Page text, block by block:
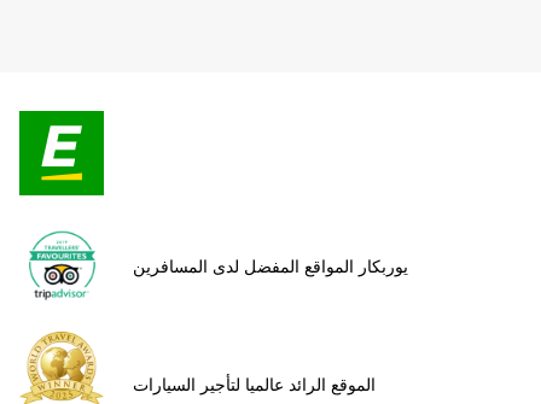
يوربكار المواقع المفضل لدى المسافرين
الموقع الرائد عالميا لتأجير السيارات